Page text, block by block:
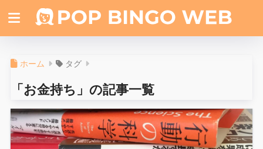
ホーム タグ
「お金持ち」の記事一覧